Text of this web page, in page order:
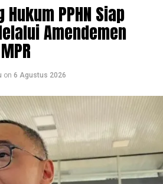
PPHN Siap
Amendemen
on 6 Agustus 2026